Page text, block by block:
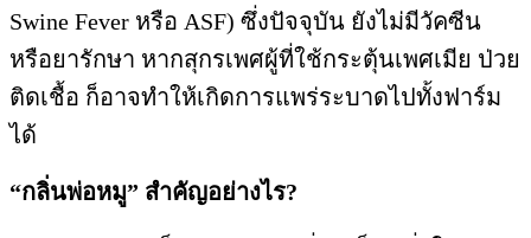
Swine Fever หรือ ASF) ซึ่งปัจจุบัน ยังไม่มีวัคซีน
หรือยารักษา หากสุกรเพศผู้ที่ใช้กระตุ้นเพศเมีย ป่วย
ติดเชื้อ ก็อาจทำให้เกิดการแพร่ระบาดไปทั้งฟาร์ม
ได้
“กลิ่นพ่อหมู” สำคัญอย่างไร?